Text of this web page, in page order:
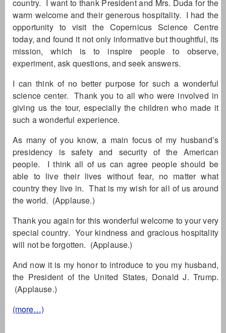
country. I want to thank President and Mrs. Duda for the
warm welcome and their generous hospitality. I had the
opportunity to visit the Copernicus Science Centre
today, and found it not only informative but thoughtful, its
mission, which is to inspire people to observe,
experiment, ask questions, and seek answers.
I can think of no better purpose for such a wonderful
science center. Thank you to all who were involved in
giving us the tour, especially the children who made it
such a wonderful experience.
As many of you know, a main focus of my husband’s
presidency is safety and security of the American
people. I think all of us can agree people should be
able to live their lives without fear, no matter what
country they live in. That is my wish for all of us around
the world. (Applause.)
Thank you again for this wonderful welcome to your very
special country. Your kindness and gracious hospitality
will not be forgotten. (Applause.)
And now it is my honor to introduce to you my husband,
the President of the United States, Donald J. Trump.
(Applause.)
(more…)